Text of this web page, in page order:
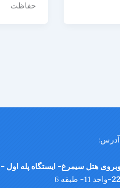
حفاظت
آدرس:
هتل سیمرغ- ایستگاه پله اول
-واحد 11- طبقه 6